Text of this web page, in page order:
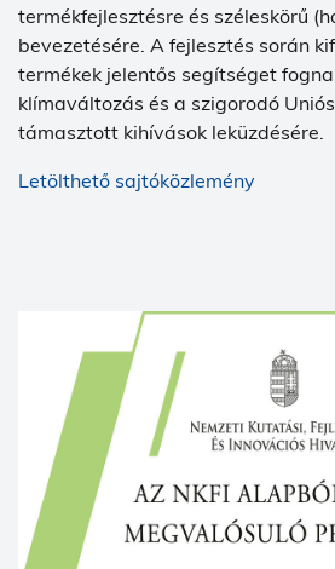
termékfejlesztésre és széleskörű
bevezetésére. A fejlesztés során
termékek jelentős segítséget
klímaváltozás és a szigorodó
támasztott kihívások leküzdésére.
Letölthető sajtóközlemény